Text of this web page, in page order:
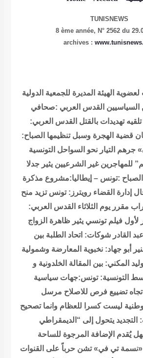
TUNISNEWS
8 ème année, N° 2562 du
الهيئة المديرة للجمعية الدولية
السياسيين القدس العربي :صحافي
تهديدات بالقتل القدس العربي:
قضية الهجرة وسبل تنظيمها الصباح:
التيار نحو السواحل التونسية
للمهاجرين غير الشرعيين يثير جدلا
الصباح :تونس – إيطاليا:مشروع مذكرة
إدارة القضاء رويترز: تونس تزيد منح
مقرر يوم الثلاثاء القدس العربي:
لأول فيلم تونسي يثير ظاهرة الزواج
عبد القادر شوكات: اتحاد الطلبة بين
أبو جهاد: نخبوية المعارضة وشمولية
المكني: بين المقالة الخلدونية و
التونسية: تونس:جهات سياسية
تضييع فرص للاصلاح مرسل
ليست كسرا للعظام وانما تصحيح
التجديد يتحول إلى “الديمقراطي
يُقدم الإضافة المرجوة للساحة
«نسمة تي في» تشن حرباً على القنوات